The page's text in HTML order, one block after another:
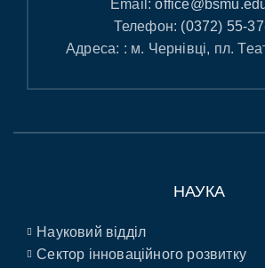
Email:
Телефон: (0372) 55-
Адреса: : м. Чернівці, пл.
НАУКА
Науковий відділ
Сектор інноваційного розвитку